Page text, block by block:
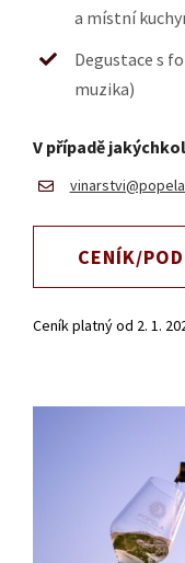
a místní
Degustace s
muzika)
V případě
CENÍK/
Ceník platný od 2. 1.